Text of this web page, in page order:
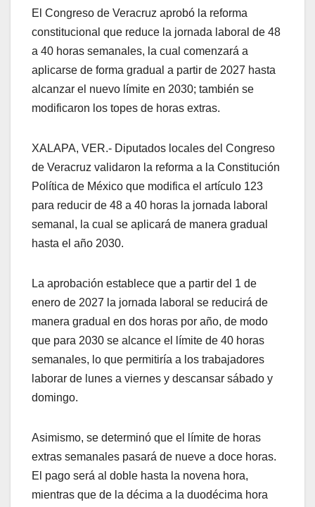
El Congreso de Veracruz aprobó la reforma
constitucional que reduce la jornada laboral de 48
a 40 horas semanales, la cual comenzará a
aplicarse de forma gradual a partir de 2027 hasta
alcanzar el nuevo límite en 2030; también se
modificaron los topes de horas extras.
XALAPA, VER.- Diputados locales del Congreso
de Veracruz validaron la reforma a la Constitución
Política de México que modifica el artículo 123
para reducir de 48 a 40 horas la jornada laboral
semanal, la cual se aplicará de manera gradual
hasta el año 2030.
La aprobación establece que a partir del 1 de
enero de 2027 la jornada laboral se reducirá de
manera gradual en dos horas por año, de modo
que para 2030 se alcance el límite de 40 horas
semanales, lo que permitiría a los trabajadores
laborar de lunes a viernes y descansar sábado y
domingo.
Asimismo, se determinó que el límite de horas
extras semanales pasará de nueve a doce horas.
El pago será al doble hasta la novena hora,
mientras que de la décima a la duodécima hora